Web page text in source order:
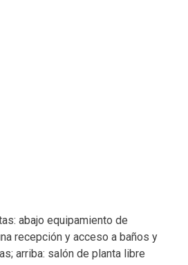
abajo equipamiento de
recepción y acceso a baños y
arriba: salón de planta libre